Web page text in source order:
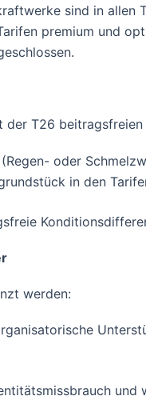
sind in
premium und
der T26
oder
in den
werden:
und